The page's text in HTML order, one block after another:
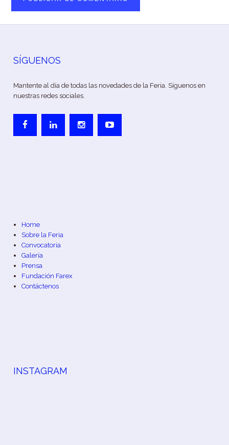
SÍGUENOS
Mantente al día de todas las novedades de la Feria. Síguenos en
nuestras redes sociales.
Home
Sobre la Feria
Convocatoria
Galería
Prensa
Fundación Farex
Contáctenos
INSTAGRAM